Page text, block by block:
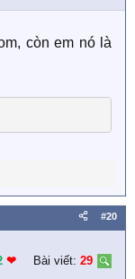
còn em nó là
#20
❤︎ Bài viết: 29